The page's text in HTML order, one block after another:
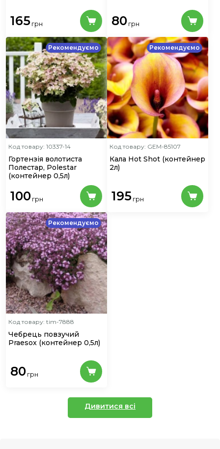
165 грн 80 грн
Код товару: 10337-14
Гортензія волотиста
Полестар, Polestar
(контейнер 0,5л)
100 грн
Рекомендуємо
Код товару: GEM-85107
Кала Hot Shot (контейнер
2л)
195 грн
Рекомендуємо
Код товару: tim-7888
Чебрець повзучий
Praesox (контейнер 0,5л)
80 грн
Рекомендуємо
Дивитися всі